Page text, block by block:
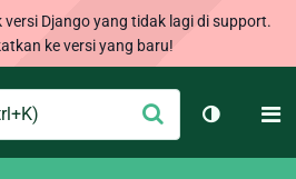
Django yang tidak lagi di support.
ke versi yang baru!
Ajukan
Ganti